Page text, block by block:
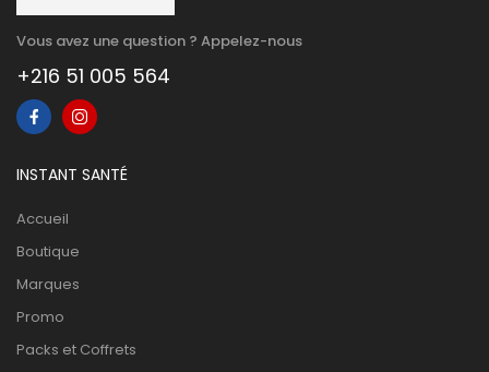
Vous avez une question ? Appelez-nous
+216 51 005 564
INSTANT SANTÉ
Accueil
Boutique
Marques
Promo
Packs et Coffrets